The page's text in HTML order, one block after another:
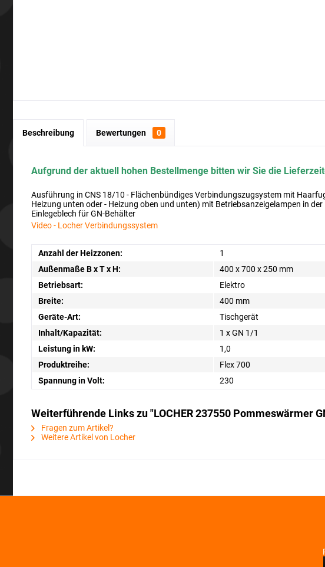
Beschreibung Bewertungen 0
Aufgrund der aktuell hohen Bestellmenge bitten wir Sie die
Ausführung in CNS 18/10 - Flächenbündiges Verbindungszugsystem mit
Heizung unten oder - Heizung oben und unten) mit Betriebsanzeigelampen in
Einlegeblech für GN-Behälter
Video - Locher Verbindungssystem
Anzahl der Heizzonen:
1
Außenmaße B x T x H:
400 x 700 x 250 mm
Betriebsart:
Elektro
Breite:
400 mm
Geräte-Art:
Tischgerät
Inhalt/Kapazität:
1 x GN 1/1
Leistung in kW:
1,0
Produktreihe:
Flex 700
Spannung in Volt:
230
Weiterführende Links zu "LOCHER 237550 Pommeswärmer
Fragen zum Artikel?
Weitere Artikel von Locher